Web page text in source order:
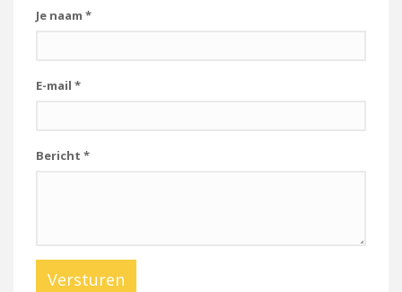
Je naam *
E-mail *
Bericht *
Versturen